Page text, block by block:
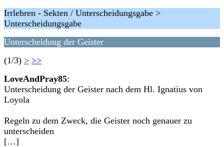
Irrlehren - Sekten / Unterscheidungsgabe >
Unterscheidungsgabe
Unterscheidung der Geister
(1/3) > >>
LoveAndPray85:
Unterscheidung der Geister nach dem Hl. Ignatius von
Loyola
Regeln zu dem Zweck, die Geister noch genauer zu
unterscheiden
[…]